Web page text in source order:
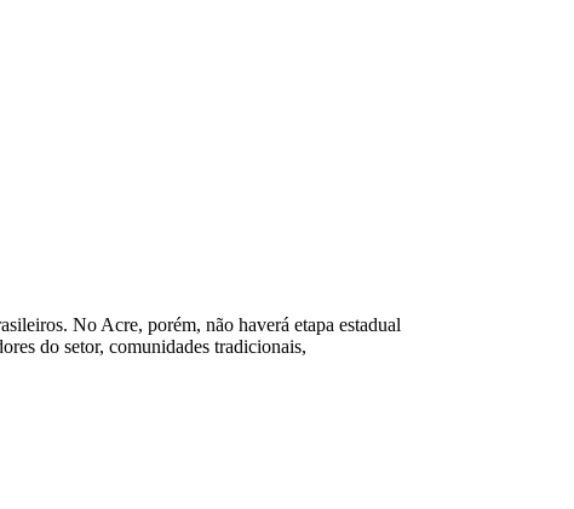
No Acre, porém, não haverá etapa estadual
do setor, comunidades tradicionais,